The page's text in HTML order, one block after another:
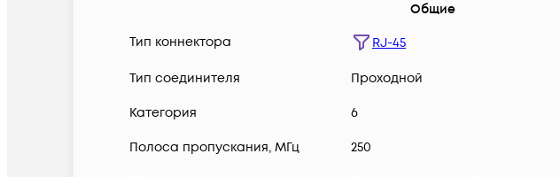
Общие
Тип коннектора
RJ-45
Тип соединителя Проходной
Категория 6
Полоса пропускания, МГц 250